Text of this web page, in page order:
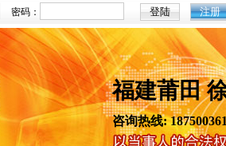
密码： 注册
福建莆田
咨询热线: